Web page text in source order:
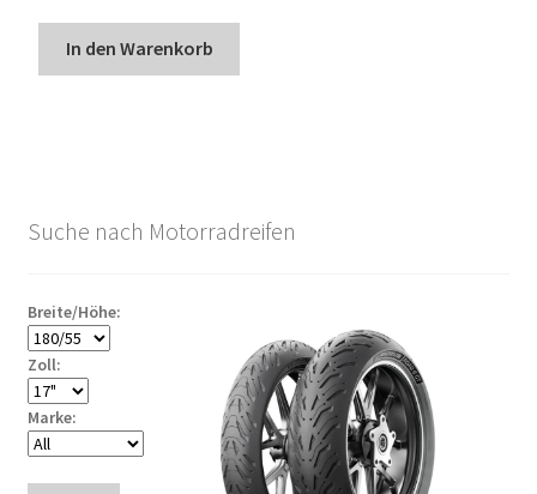
In den Warenkorb
Suche nach Motorradreifen
Breite/Höhe:
Zoll:
Marke: